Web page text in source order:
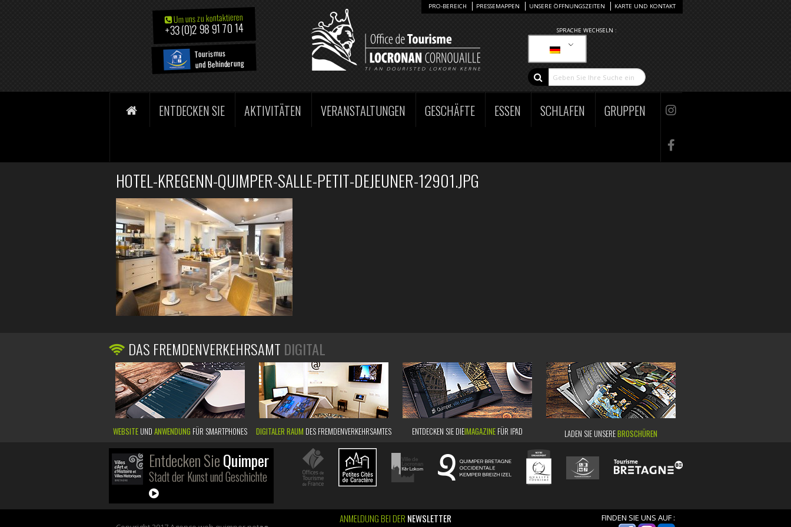
Um uns zu kontaktieren
+33 (0)2 98 91 70 14
Tourismus
und Behinderung
SPRACHE WECHSELN :
PRO-BEREICH PRESSEMAPPEN UNSERE ÖFFNUNGSZEITEN KARTE UND KONTAKT
ENTDECKEN SIE AKTIVITÄTEN VERANSTALTUNGEN GESCHÄFTE ESSEN SCHLAFEN GRUPPEN
HOTEL-KREGENN-QUIMPER-SALLE-PETIT-DEJEUNER-12901.JPG
DAS FREMDENVERKEHRSAMT DIGITAL
WEBSITE UNDANWENDUNG FÜR SMARTPHONES DIGITALER RAUM DES FREMDENVERKEHRSAMTES ENTDECKEN SIE DIEIMAGAZINEFÜR IPAD LADEN SIE UNSEREBROSCHÜREN
Entdecken SieQuimper
Stadt der Kunst und Geschichte
ANMELDUNG BEI DER NEWSLETTER FINDEN SIE UNS AUF :